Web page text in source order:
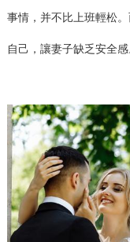
事情，并不比上班輕松
自己，讓妻子缺乏安全感